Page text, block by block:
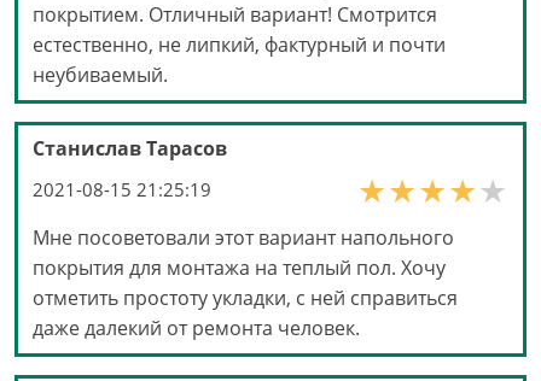
покрытием. Отличный вариант! Смотрится
естественно, не липкий, фактурный и почти
неубиваемый.
Станислав Тарасов
2021-08-15 21:25:19
Мне посоветовали этот вариант напольного
покрытия для монтажа на теплый пол. Хочу
отметить простоту укладки, с ней справиться
даже далекий от ремонта человек.